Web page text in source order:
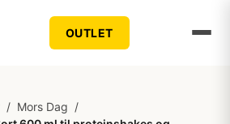
OUTLET
/ Mors Dag /